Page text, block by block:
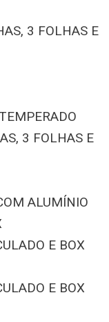
3 FOLHAS E
3 FOLHAS E
ALUMÍNIO
E BOX
E BOX